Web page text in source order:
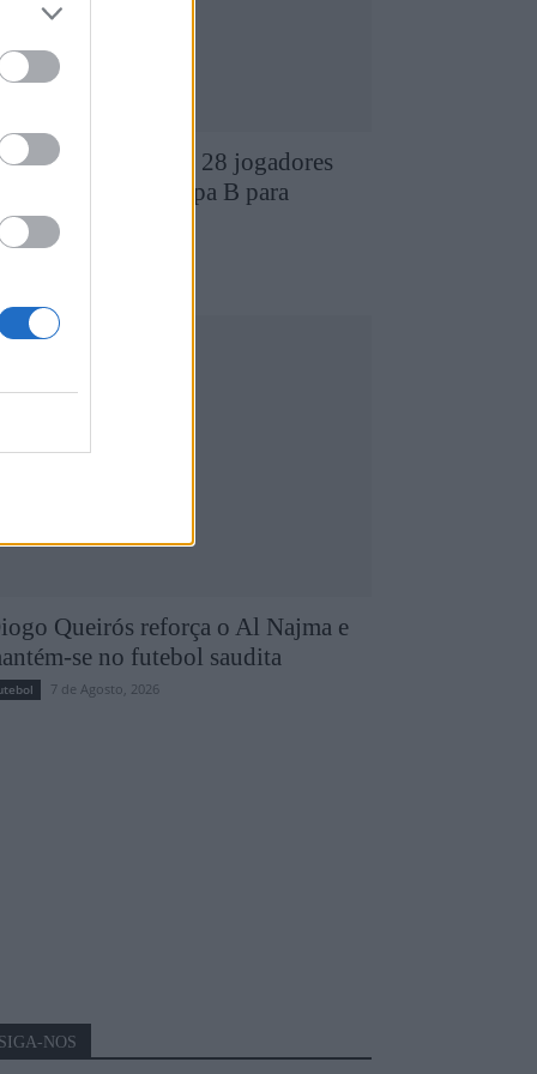
Chaves revela os 28 jogadores
compõem a equipa B para
2027
Queirós reforça o Al Najma e
se no futebol saudita
7 de Agosto, 2026
SIGA-NOS